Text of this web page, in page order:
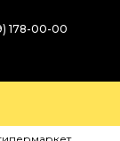
178-00-00